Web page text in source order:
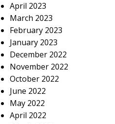
April 2023
March 2023
February 2023
January 2023
December 2022
November 2022
October 2022
June 2022
May 2022
April 2022